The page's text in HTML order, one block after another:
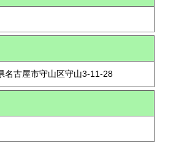
名古屋市守山区守山3-11-28